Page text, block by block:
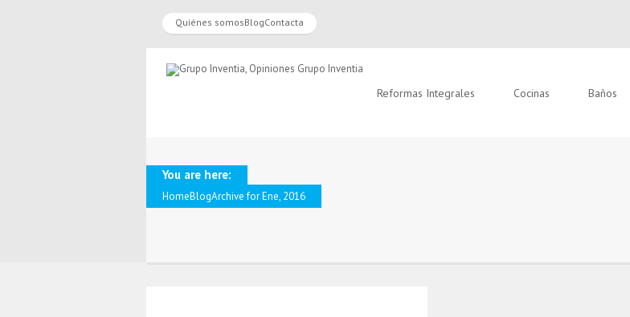
Quiénes somosBlogContacta
Reformas Integrales Cocinas Baños
You are here:
HomeBlogArchive for Ene, 2016